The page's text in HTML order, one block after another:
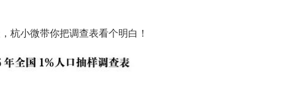
杭小微带你把调查表看个明白！